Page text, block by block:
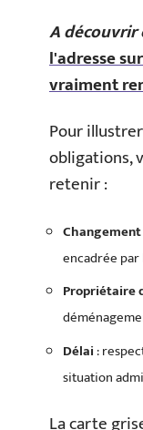
A découvrir
l'adresse
vraiment
Pour
obligations,
retenir :
encadrée par
Propriétaire
Délai:
situation
La carte